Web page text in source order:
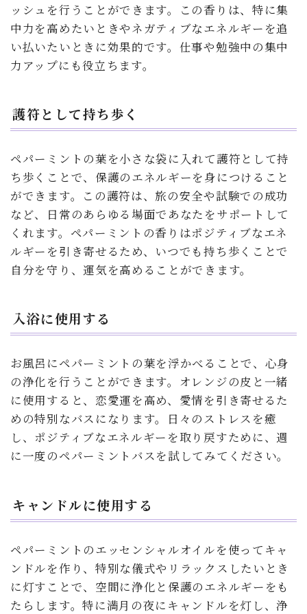
ッシュを行うことができます。この香りは、特に集
中力を高めたいときやネガティブなエネルギーを追
い払いたいときに効果的です。仕事や勉強中の集中
力アップにも役立ちます。
護符として持ち歩く
ペパーミントの葉を小さな袋に入れて護符として持
ち歩くことで、保護のエネルギーを身につけること
ができます。この護符は、旅の安全や試験での成功
など、日常のあらゆる場面であなたをサポートして
くれます。ペパーミントの香りはポジティブなエネ
ルギーを引き寄せるため、いつでも持ち歩くことで
自分を守り、運気を高めることができます。
入浴に使用する
お風呂にペパーミントの葉を浮かべることで、心身
の浄化を行うことができます。オレンジの皮と一緒
に使用すると、恋愛運を高め、愛情を引き寄せるた
めの特別なバスになります。日々のストレスを癒
し、ポジティブなエネルギーを取り戻すために、週
に一度のペパーミントバスを試してみてください。
キャンドルに使用する
ペパーミントのエッセンシャルオイルを使ってキャ
ンドルを作り、特別な儀式やリラックスしたいとき
に灯すことで、空間に浄化と保護のエネルギーをも
たらします。特に満月の夜にキャンドルを灯し、浄